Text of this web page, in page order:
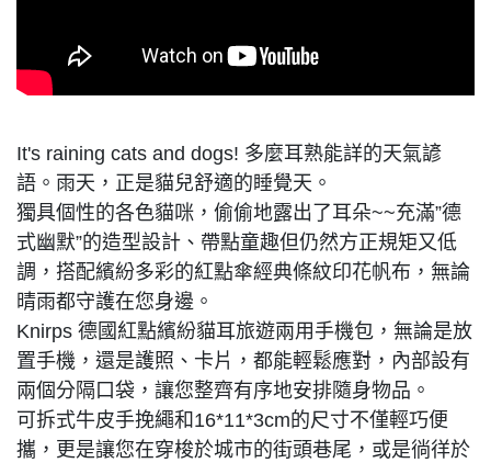
It's raining cats and dogs! 多麼耳熟能詳的天氣諺
語。雨天，正是貓兒舒適的睡覺天。
獨具個性的各色貓咪，偷偷地露出了耳朵~~充滿”德
式幽默”的造型設計、帶點童趣但仍然方正規矩又低
調，搭配繽紛多彩的紅點傘經典條紋印花帆布，無論
晴雨都守護在您身邊。
Knirps 德國紅點繽紛貓耳旅遊兩用手機包，無論是放
置手機，還是護照、卡片，都能輕鬆應對，內部設有
兩個分隔口袋，讓您整齊有序地安排隨身物品。
可拆式牛皮手挽繩和16*11*3cm的尺寸不僅輕巧便
攜，更是讓您在穿梭於城市的街頭巷尾，或是徜徉於